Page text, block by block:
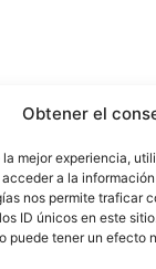
Obtener el
mejor experiencia,
a la
nos permite traficar
ID únicos en este
puede tener un efecto